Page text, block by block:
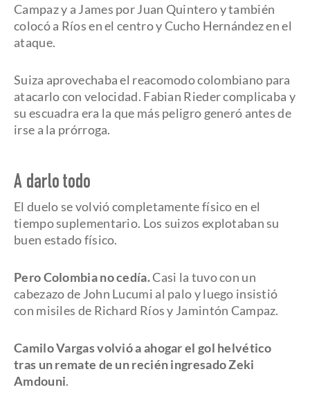
Campaz y a James por Juan Quintero y también
colocó a Ríos en el centro y Cucho Hernández en el
ataque.
Suiza aprovechaba el reacomodo colombiano para
atacarlo con velocidad. Fabian Rieder complicaba y
su escuadra era la que más peligro generó antes de
irse a la prórroga.
A darlo todo
El duelo se volvió completamente físico en el
tiempo suplementario. Los suizos explotaban su
buen estado físico.
Pero Colombia no cedía.Casi la tuvo con un
cabezazo de John Lucumi al palo y luego insistió
con misiles de Richard Ríos y Jamintón Campaz.
Camilo Vargas volvió a ahogar el gol helvético
tras un remate de un recién ingresado Zeki
Amdouni.